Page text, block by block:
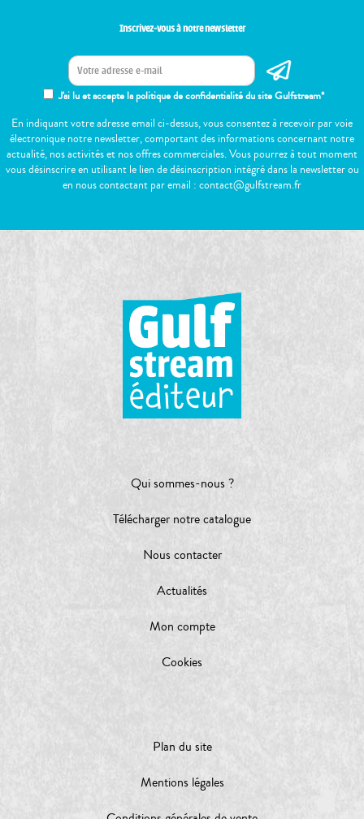
Inscrivez-vous à notre newsletter
J'ai lu et accepte la politique de confidentialité du site Gulfstream*
En indiquant votre adresse email ci-dessus, vous consentez à recevoir par voie
électronique notre newsletter, comportant des informations concernant notre
actualité, nos activités et nos offres commerciales. Vous pourrez à tout moment
vous désinscrire en utilisant le lien de désinscription intégré dans la newsletter ou
en nous contactant par email : contact@gulfstream.fr
Qui sommes-nous ?
Télécharger notre catalogue
Nous contacter
Actualités
Mon compte
Cookies
Plan du site
Mentions légales